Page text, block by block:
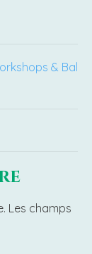
& Bal
Les champs